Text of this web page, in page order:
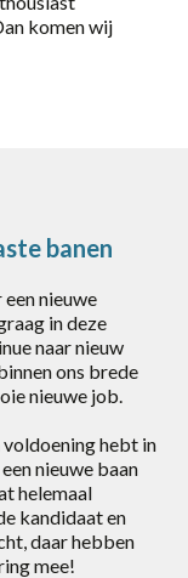
komen wij
banen
nieuwe
in deze
naar nieuw
ons brede
nieuwe job.
hebt in
nieuwe baan
helemaal
kandidaat en
daar hebben
mee!